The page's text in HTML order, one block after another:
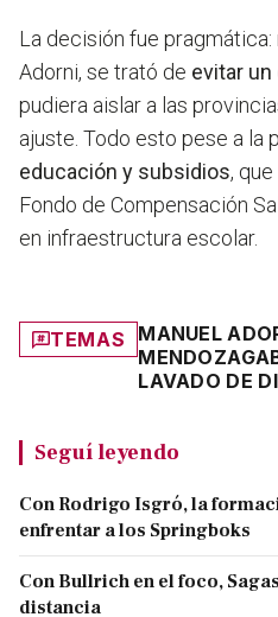
La decisión fue
Adorni, se trató de evitar
pudiera aislar a las
ajuste. Todo esto pese a la
educación y subsidios,
Fondo de Compensación
en infraestructura escolar.
TEMAS MANUEL
MENDOZA
LAVADO DE
Seguí leyendo
Con Rodrigo Isgró, la
enfrentar a los Springboks
Con Bullrich en el foco,
distancia